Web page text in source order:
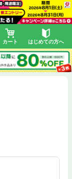
カート はじめての方へ